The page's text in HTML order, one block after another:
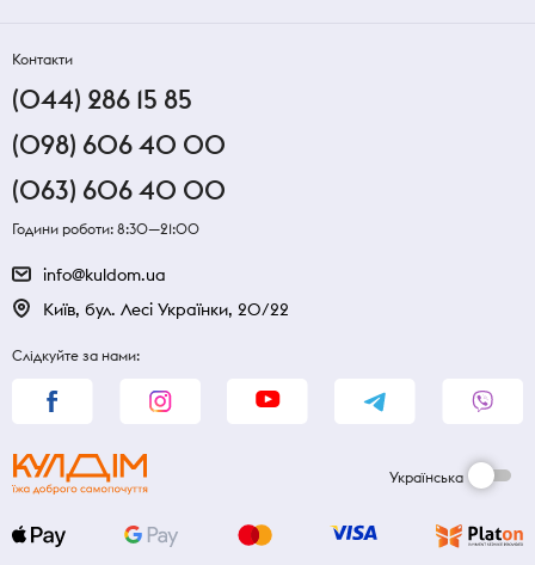
Контакти
(044) 286 15 85
(098) 606 40 00
(063) 606 40 00
Години роботи: 8:30—21:00
info@kuldom.ua
Київ, бул. Лесі Українки, 20/22
Слідкуйте за нами:
Українська